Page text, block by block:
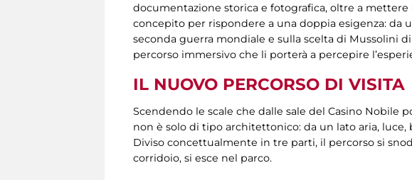
documentazione storica e fotografica, oltre a
concepito per rispondere a una doppia esigenza:
seconda guerra mondiale e sulla scelta di Mussolini
percorso immersivo che li porterà a percepire
IL NUOVO PERCORSO DI VISITA
Scendendo le scale che dalle sale del Casino Nobile
non è solo di tipo architettonico: da un lato aria, luce,
Diviso concettualmente in tre parti, il percorso si
corridoio, si esce nel parco.